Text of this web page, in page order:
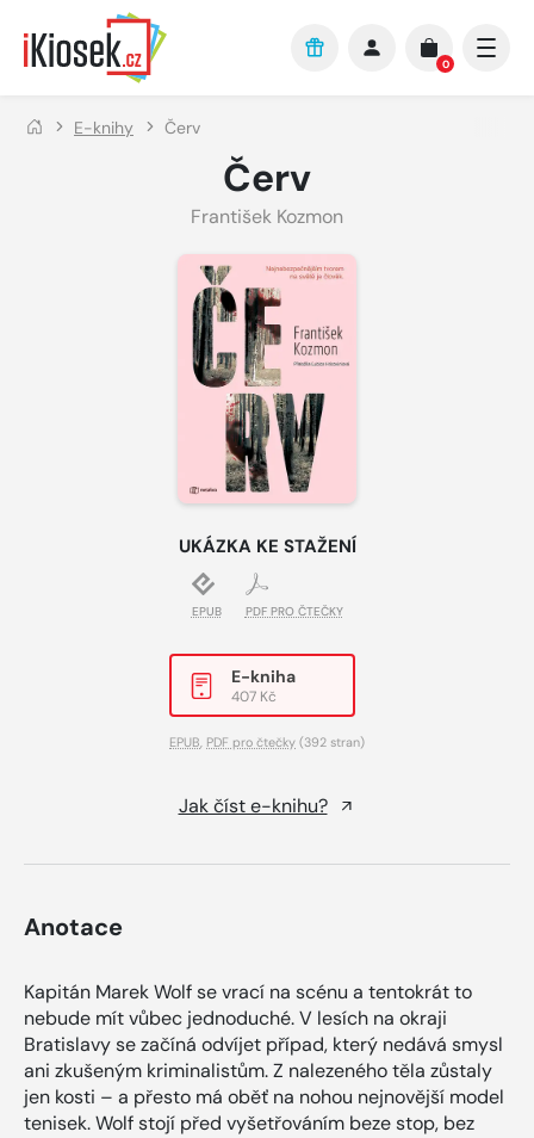
Přejít na hlavní obsah
0
E-knihy Červ
Červ
František Kozmon
UKÁZKA KE STAŽENÍ
EPUB PDF PRO ČTEČKY
E-kniha
407 Kč
EPUB, PDF pro čtečky (392 stran)
Jak číst e-knihu?
Anotace
Kapitán Marek Wolf se vrací na scénu a tentokrát to
nebude mít vůbec jednoduché. V lesích na okraji
Bratislavy se začíná odvíjet případ, který nedává smysl
ani zkušeným kriminalistům. Z nalezeného těla zůstaly
jen kosti – a přesto má oběť na nohou nejnovější model
tenisek. Wolf stojí před vyšetřováním beze stop, bez